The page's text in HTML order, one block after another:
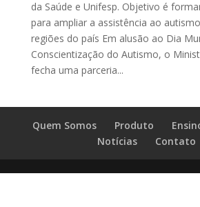
da Saúde e Unifesp. Objetivo é
para ampliar a assistência ao
regiões do país Em alusão ao Dia
Conscientização do Autismo, o
fecha uma parceria...
Quem Somos Produto
Notícias
Contato